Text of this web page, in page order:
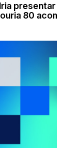
presentar
80